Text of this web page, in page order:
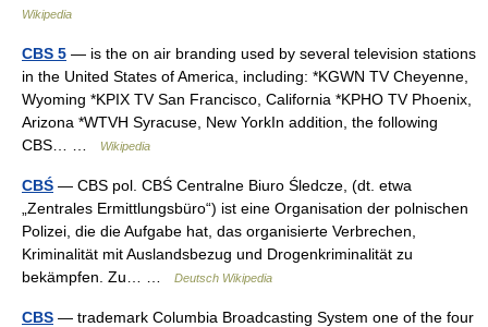
Wikipedia
CBS 5 — is the on air branding used by several television stations
in the United States of America, including: *KGWN TV Cheyenne,
Wyoming *KPIX TV San Francisco, California *KPHO TV Phoenix,
Arizona *WTVH Syracuse, New YorkIn addition, the following
CBS… …
Wikipedia
CBŚ — CBS pol. CBŚ Centralne Biuro Śledcze, (dt. etwa
„Zentrales Ermittlungsbüro“) ist eine Organisation der polnischen
Polizei, die die Aufgabe hat, das organisierte Verbrechen,
Kriminalität mit Auslandsbezug und Drogenkriminalität zu
bekämpfen. Zu… …
Deutsch Wikipedia
CBS — trademark Columbia Broadcasting System one of the four